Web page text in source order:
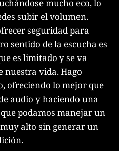
mucho eco, lo
subir el volumen.
seguridad para
sentido de la escucha es
es limitado y se va
nuestra vida. Hago
ofreciendo lo mejor que
audio y haciendo una
podamos manejar un
alto sin generar un